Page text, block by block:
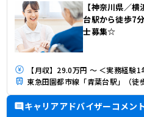
【神奈川県／
台駅から徒歩7
士募集☆
【月収】29.0万円 ～ ＜実務経験1
東急田園都市線「青葉台駅」（徒
キャリアアドバイザーコメン